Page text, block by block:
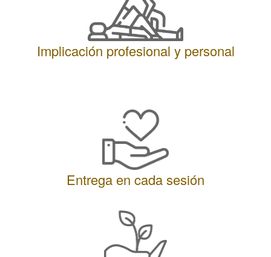
Implicación profesional y personal
Entrega en cada sesión